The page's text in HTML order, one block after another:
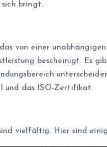
bringt.
von einer
bescheinigt. Es
und das ISO-Zertifikat.
vielfältig. Hier sind